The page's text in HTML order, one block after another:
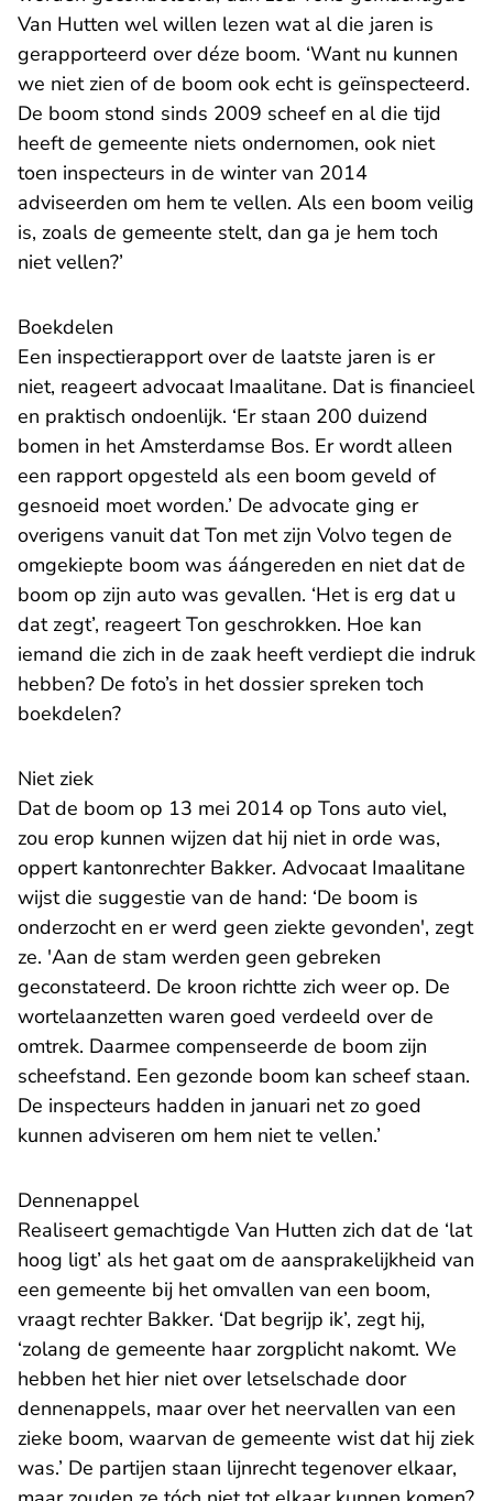
Van Hutten wel willen lezen wat al die jaren is
gerapporteerd over déze boom. ‘Want nu kunnen
we niet zien of de boom ook echt is geïnspecteerd.
De boom stond sinds 2009 scheef en al die tijd
heeft de gemeente niets ondernomen, ook niet
toen inspecteurs in de winter van 2014
adviseerden om hem te vellen. Als een boom veilig
is, zoals de gemeente stelt, dan ga je hem toch
niet vellen?’
Boekdelen
Een inspectierapport over de laatste jaren is er
niet, reageert advocaat Imaalitane. Dat is financieel
en praktisch ondoenlijk. ‘Er staan 200 duizend
bomen in het Amsterdamse Bos. Er wordt alleen
een rapport opgesteld als een boom geveld of
gesnoeid moet worden.’ De advocate ging er
overigens vanuit dat Ton met zijn Volvo tegen de
omgekiepte boom was áángereden en niet dat de
boom op zijn auto was gevallen. ‘Het is erg dat u
dat zegt’, reageert Ton geschrokken. Hoe kan
iemand die zich in de zaak heeft verdiept die indruk
hebben? De foto’s in het dossier spreken toch
boekdelen?
Niet ziek
Dat de boom op 13 mei 2014 op Tons auto viel,
zou erop kunnen wijzen dat hij niet in orde was,
oppert kantonrechter Bakker. Advocaat Imaalitane
wijst die suggestie van de hand: ‘De boom is
onderzocht en er werd geen ziekte gevonden', zegt
ze. 'Aan de stam werden geen gebreken
geconstateerd. De kroon richtte zich weer op. De
wortelaanzetten waren goed verdeeld over de
omtrek. Daarmee compenseerde de boom zijn
scheefstand. Een gezonde boom kan scheef staan.
De inspecteurs hadden in januari net zo goed
kunnen adviseren om hem niet te vellen.’
Dennenappel
Realiseert gemachtigde Van Hutten zich dat de ‘lat
hoog ligt’ als het gaat om de aansprakelijkheid van
een gemeente bij het omvallen van een boom,
vraagt rechter Bakker. ‘Dat begrijp ik’, zegt hij,
‘zolang de gemeente haar zorgplicht nakomt. We
hebben het hier niet over letselschade door
dennenappels, maar over het neervallen van een
zieke boom, waarvan de gemeente wist dat hij ziek
was.’ De partijen staan lijnrecht tegenover elkaar,